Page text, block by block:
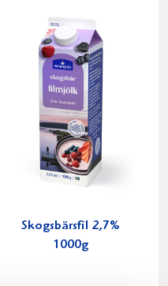
Skogsbärsfil 2,7%
1000g